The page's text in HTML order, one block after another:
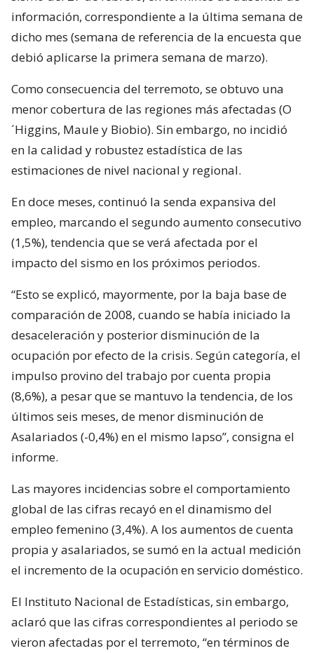
información, correspondiente a la última semana de
dicho mes (semana de referencia de la encuesta que
debió aplicarse la primera semana de marzo).
Como consecuencia del terremoto, se obtuvo una
menor cobertura de las regiones más afectadas (O
´Higgins, Maule y Biobio). Sin embargo, no incidió
en la calidad y robustez estadística de las
estimaciones de nivel nacional y regional.
En doce meses, continuó la senda expansiva del
empleo, marcando el segundo aumento consecutivo
(1,5%), tendencia que se verá afectada por el
impacto del sismo en los próximos periodos.
“Esto se explicó, mayormente, por la baja base de
comparación de 2008, cuando se había iniciado la
desaceleración y posterior disminución de la
ocupación por efecto de la crisis. Según categoría, el
impulso provino del trabajo por cuenta propia
(8,6%), a pesar que se mantuvo la tendencia, de los
últimos seis meses, de menor disminución de
Asalariados (-0,4%) en el mismo lapso”, consigna el
informe.
Las mayores incidencias sobre el comportamiento
global de las cifras recayó en el dinamismo del
empleo femenino (3,4%). A los aumentos de cuenta
propia y asalariados, se sumó en la actual medición
el incremento de la ocupación en servicio doméstico.
El Instituto Nacional de Estadísticas, sin embargo,
aclaró que las cifras correspondientes al periodo se
vieron afectadas por el terremoto, “en términos de